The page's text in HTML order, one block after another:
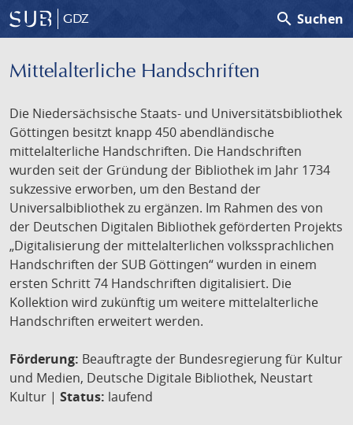
GDZ search Suchen
Mittelalterliche Handschriften
Die Niedersächsische Staats- und Universitätsbibliothek
Göttingen besitzt knapp 450 abendländische
mittelalterliche Handschriften. Die Handschriften
wurden seit der Gründung der Bibliothek im Jahr 1734
sukzessive erworben, um den Bestand der
Universalbibliothek zu ergänzen. Im Rahmen des von
der Deutschen Digitalen Bibliothek geförderten Projekts
„Digitalisierung der mittelalterlichen volkssprachlichen
Handschriften der SUB Göttingen“ wurden in einem
ersten Schritt 74 Handschriften digitalisiert. Die
Kollektion wird zukünftig um weitere mittelalterliche
Handschriften erweitert werden.
Förderung: Beauftragte der Bundesregierung für Kultur
und Medien, Deutsche Digitale Bibliothek, Neustart
Kultur | Status: laufend